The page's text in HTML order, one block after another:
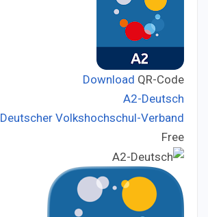
Download QR-Code
A2-Deutsch
Deutscher Volkshochschul-Verband
Free